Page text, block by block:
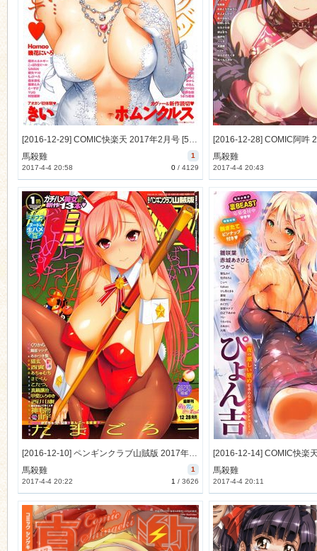
[2016-12-29] COMIC快楽天 2017年2月号 [529M]
1
馬殺雞
0/ 4129
2017-4-4 20:58
馬殺雞
2017-4-4 20:43
[2016-12-10] ペンギンクラブ山賊版 2017年1月号 [320M]
1
馬殺雞
1 / 3626
2017-4-4 20:22
馬殺雞
2017-4-4 20:11